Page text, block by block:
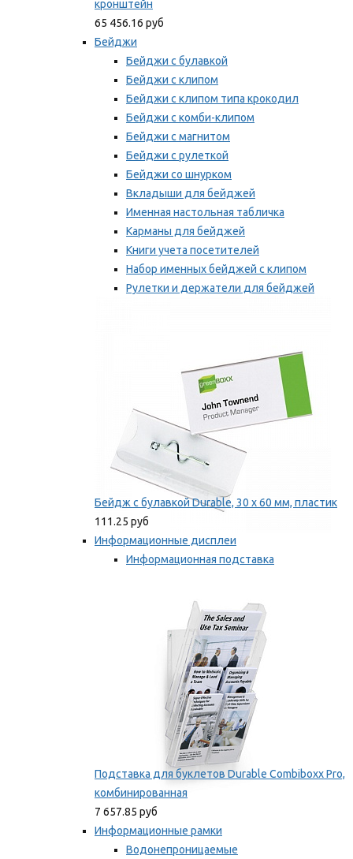
кронштейн
65 456.16 руб
Бейджи
Бейджи с булавкой
Бейджи с клипом
Бейджи с клипом типа крокодил
Бейджи с комби-клипом
Бейджи с магнитом
Бейджи с рулеткой
Бейджи со шнурком
Вкладыши для бейджей
Именная настольная табличка
Карманы для бейджей
Книги учета посетителей
Набор именных бейджей с клипом
Рулетки и держатели для бейджей
Бейдж с булавкой Durable, 30 х 60 мм, пластик
111.25 руб
Информационные дисплеи
Информационная подставка
Подставка для буклетов Durable Combiboxx Pro,
комбинированная
7 657.85 руб
Информационные рамки
Водонепроницаемые